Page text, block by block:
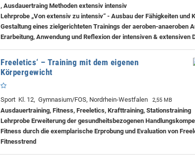
, Ausdauertraing Methoden extensiv intensiv
Lehrprobe „Von extensiv zu intensiv“ - Ausbau der Fähigkeiten und
Gestaltung eines zielgerichteten Trainings der aeroben-anaeroben
Erarbeitung, Anwendung und Reflexion der intensiven & extensiven
Freeletics‘ – Training mit dem eigenen
Körpergewicht
Sport Kl. 12, Gymnasium/FOS, Nordrhein-Westfalen 2,55 MB
Ausdauertraining, Fitness, Freeletics, Krafttraining, Stationstraining
Lehrprobe Erweiterung der gesundheitsbezogenen
Fitness durch die exemplarische Erprobung und Evaluation von
Fitnesstrend